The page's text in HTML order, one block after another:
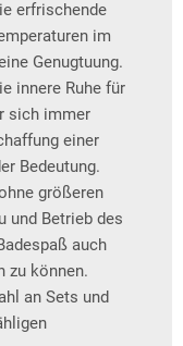
erfrischende
im
Genugtuung.
innere Ruhe für
sich immer
einer
Bedeutung.
größeren
und Betrieb des
auch
zu können.
an Sets und